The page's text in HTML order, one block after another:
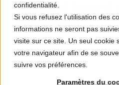
confidentialité.
Si vous refusez l'utilisation des
informations ne seront pas
visite sur ce site. Un seul cookie
votre navigateur afin de se
suivre vos préférences.
Paramètres du
Curator at large et
(États-Unis)